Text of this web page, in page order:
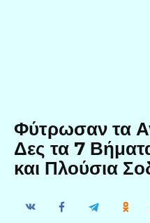
Φύτρωσαν τα
Δες τα 7
και Πλούσια